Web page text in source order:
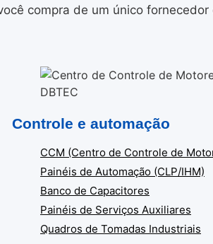
compra de um único
Controle e automação
CCM (Centro de Controle de
Painéis de Automação (CLP/IHM)
Banco de Capacitores
Painéis de Serviços Auxiliares
Quadros de Tomadas Industriais